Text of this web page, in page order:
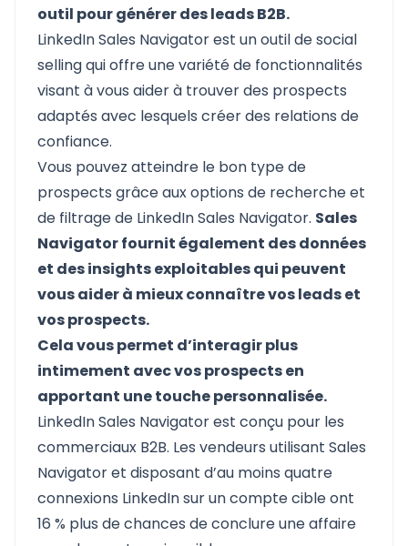
outil pour générer des leads B2B.
LinkedIn Sales Navigator est un outil de social
selling qui offre une variété de fonctionnalités
visant à vous aider à trouver des prospects
adaptés avec lesquels créer des relations de
confiance.
Vous pouvez atteindre le bon type de
prospects grâce aux options de recherche et
de filtrage de LinkedIn Sales Navigator. Sales
Navigator fournit également des données
et des insights exploitables qui peuvent
vous aider à mieux connaître vos leads et
vos prospects.
Cela vous permet d’interagir plus
intimement avec vos prospects en
apportant une touche personnalisée.
LinkedIn Sales Navigator est conçu pour les
commerciaux B2B. Les vendeurs utilisant Sales
Navigator et disposant d’au moins quatre
connexions LinkedIn sur un compte cible ont
16 % plus de chances de conclure une affaire